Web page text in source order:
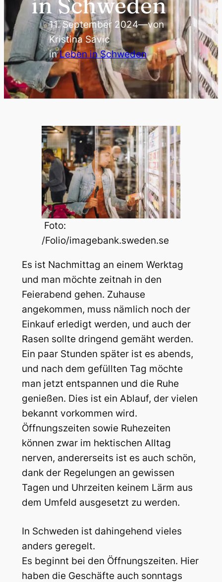
11. September 2024—von
Kristina Savic
inLeben in Schweden
Foto:
/Folio/imagebank.sweden.se
Es ist Nachmittag an einem Werktag
und man möchte zeitnah in den
Feierabend gehen. Zuhause
angekommen, muss nämlich noch der
Einkauf erledigt werden, und auch der
Rasen sollte dringend gemäht werden.
Ein paar Stunden später ist es abends,
und nach dem gefüllten Tag möchte
man jetzt entspannen und die Ruhe
genießen. Dies ist ein Ablauf, der vielen
bekannt vorkommen wird.
Öffnungszeiten sowie Ruhezeiten
können zwar im hektischen Alltag
nerven, andererseits ist es auch schön,
dank der Regelungen an gewissen
Tagen und Uhrzeiten keinem Lärm aus
dem Umfeld ausgesetzt zu werden.
In Schweden ist dahingehend vieles
anders geregelt.
Es beginnt bei den Öffnungszeiten. Hier
haben die Geschäfte auch sonntags